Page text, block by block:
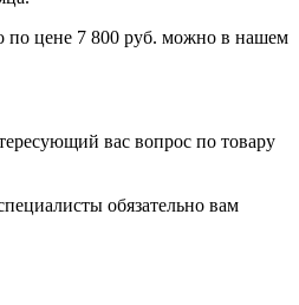
по цене 7 800 руб. можно в нашем
вас вопрос по товару
обязательно вам